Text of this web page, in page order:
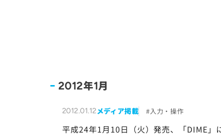
2012年1月
2012.01.12メディア掲載 入力・操作
平成24年1月10日（火）発売、「DIME」